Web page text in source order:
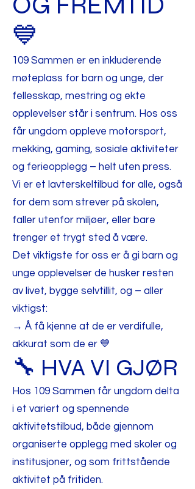
💙
109 Sammen er en inkluderende
møteplass for barn og unge, der
fellesskap, mestring og ekte
opplevelser står i sentrum. Hos oss
får ungdom oppleve motorsport,
mekking, gaming, sosiale aktiviteter
og ferieopplegg – helt uten press.
Vi er et lavterskeltilbud for alle, også
for dem som strever på skolen,
faller utenfor miljøer, eller bare
trenger et trygt sted å være.
Det viktigste for oss er å gi barn og
unge opplevelser de husker resten
av livet, bygge selvtillit, og – aller
viktigst:
→ Å få kjenne at de er verdifulle,
akkurat som de er 💙
🔧 HVA VI GJØR
Hos 109 Sammen får ungdom delta
i et variert og spennende
aktivitetstilbud, både gjennom
organiserte opplegg med skoler og
institusjoner, og som frittstående
aktivitet på fritiden.